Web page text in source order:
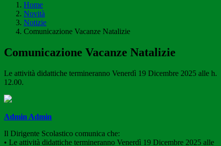
Home
Novità
Notizie
Comunicazione Vacanze Natalizie
Comunicazione Vacanze Natalizie
Le attività didattiche termineranno Venerdì 19 Dicembre 2025 alle h.
12.00.
Admin Admin
Il Dirigente Scolastico comunica che:
• Le attività didattiche termineranno Venerdì 19 Dicembre 2025 alle